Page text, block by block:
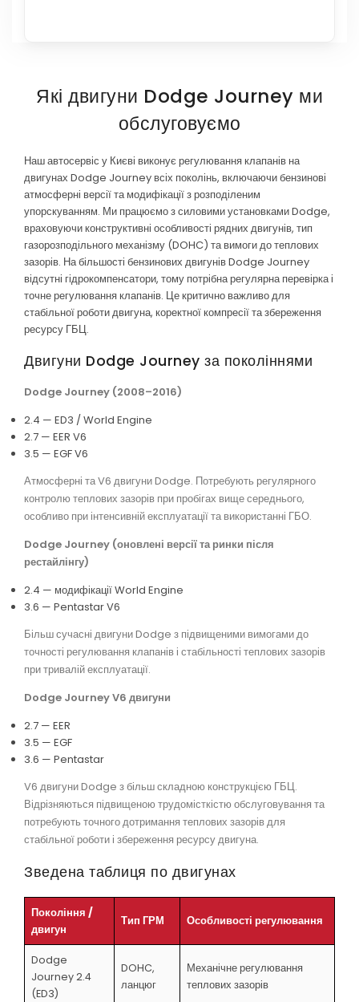
Які двигуни Dodge Journey ми
обслуговуємо
Наш автосервіс у Києві виконує регулювання клапанів на
двигунах Dodge Journey всіх поколінь, включаючи бензинові
атмосферні версії та модифікації з розподіленим
упорскуванням. Ми працюємо з силовими установками Dodge,
враховуючи конструктивні особливості рядних двигунів, тип
газорозподільного механізму (DOHC) та вимоги до теплових
зазорів. На більшості бензинових двигунів Dodge Journey
відсутні гідрокомпенсатори, тому потрібна регулярна перевірка і
точне регулювання клапанів. Це критично важливо для
стабільної роботи двигуна, коректної компресії та збереження
ресурсу ГБЦ.
Двигуни Dodge Journey за поколіннями
Dodge Journey (2008–2016)
2.4 — ED3 / World Engine
2.7 — EER V6
3.5 — EGF V6
Атмосферні та V6 двигуни Dodge. Потребують регулярного
контролю теплових зазорів при пробігах вище середнього,
особливо при інтенсивній експлуатації та використанні ГБО.
Dodge Journey (оновлені версії та ринки після
рестайлінгу)
2.4 — модифікації World Engine
3.6 — Pentastar V6
Більш сучасні двигуни Dodge з підвищеними вимогами до
точності регулювання клапанів і стабільності теплових зазорів
при тривалій експлуатації.
Dodge Journey V6 двигуни
2.7 — EER
3.5 — EGF
3.6 — Pentastar
V6 двигуни Dodge з більш складною конструкцією ГБЦ.
Відрізняються підвищеною трудомісткістю обслуговування та
потребують точного дотримання теплових зазорів для
стабільної роботи і збереження ресурсу двигуна.
Зведена таблиця по двигунах
Покоління /
двигун
Тип ГРМ Особливості регулювання
Dodge
Journey 2.4
(ED3)
DOHC,
ланцюг
Механічне регулювання
теплових зазорів